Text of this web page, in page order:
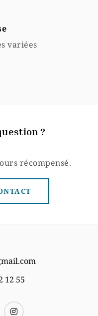
variées
?
récompensé.
12 55